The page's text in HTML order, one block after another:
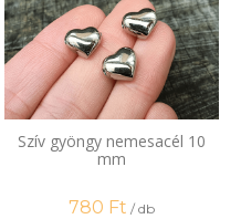
Szív gyöngy nemesacél 10
mm
780 Ft / db